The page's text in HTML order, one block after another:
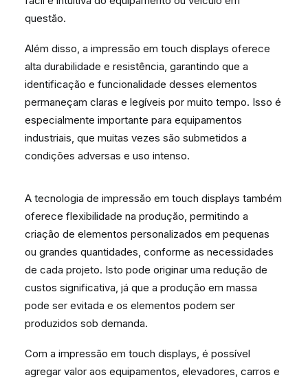
questão.
Além disso, a impressão em touch displays oferece
alta durabilidade e resistência, garantindo que a
identificação e funcionalidade desses elementos
permaneçam claras e legíveis por muito tempo. Isso é
especialmente importante para equipamentos
industriais, que muitas vezes são submetidos a
condições adversas e uso intenso.
A tecnologia de impressão em touch displays também
oferece flexibilidade na produção, permitindo a
criação de elementos personalizados em pequenas
ou grandes quantidades, conforme as necessidades
de cada projeto. Isto pode originar uma redução de
custos significativa, já que a produção em massa
pode ser evitada e os elementos podem ser
produzidos sob demanda.
Com a impressão em touch displays, é possível
agregar valor aos equipamentos, elevadores, carros e